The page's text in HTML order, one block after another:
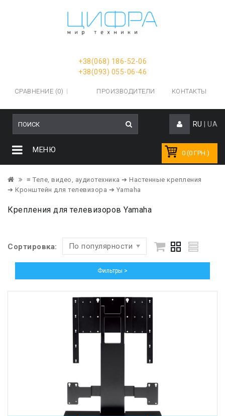
+38(068) 186-52-06
+38(093) 055-06-46
СРАВНЕНИЕ (0) ПРОИЗВОДИТЕЛИ КОНТАКТЫ
RU UA
0 (0 ГРН.)
МЕНЮ
≡ Теле, видео, аудиотехника ➔ Настенные крепления
➔ Кронштейн для телевизора ➔ Yamaha
Крепления для телевизоров Yamaha
Сортировка: По популярности
Фильтры >